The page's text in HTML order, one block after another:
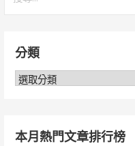
字:分類
分
本月熱門文章排行榜